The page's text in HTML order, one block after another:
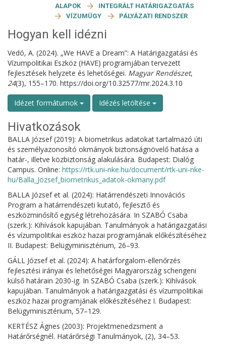
ALAPOK
INTEGRÁLT HATÁRIGAZGATÁS
VÍZUMÜGY
PÁLYÁZATI RENDSZER
Hogyan kell idézni
Vedó, A. (2024). „We HAVE a Dream”: A Határigazgatási és
Vízumpolitikai Eszköz (HAVE) programjában tervezett
fejlesztések helyzete és lehetőségei. Magyar Rendészet,
24(3), 155–170. https://doi.org/10.32577/mr.2024.3.10
Idézet formátumok Idézés letöltése
Hivatkozások
BALLA József (2019): A biometrikus adatokat tartalmazó úti
és személyazonosító okmányok biztonságnövelő hatása a
határ-, illetve közbiztonság alakulására. Budapest: Dialóg
Campus. Online: https://rtk.uni-nke.hu/document/rtk-uni-nke-
hu/Balla_Jozsef_biometrikus_adatok-okmany.pdf
BALLA József et al. (2024): Határrendészeti Innovációs
Program a határrendészeti kutató, fejlesztő és
eszközminősítő egység létrehozására. In SZABÓ Csaba
(szerk.): Kihívások kapujában. Tanulmányok a határigazgatási
és vízumpolitikai eszköz hazai programjának előkészítéséhez
II. Budapest: Belügyminisztérium, 26–93.
GÁLL József et al. (2024): A határforgalom-ellenőrzés
fejlesztési irányai és lehetőségei Magyarország schengeni
külső határain 2030-ig. In SZABÓ Csaba (szerk.): Kihívások
kapujában. Tanulmányok a határigazgatási és vízumpolitikai
eszköz hazai programjának előkészítéséhez I. Budapest:
Belügyminisztérium, 57–129.
KERTÉSZ Ágnes (2003): Projektmenedzsment a
Határőrségnél. Határőrségi Tanulmányok, (2), 34–53.